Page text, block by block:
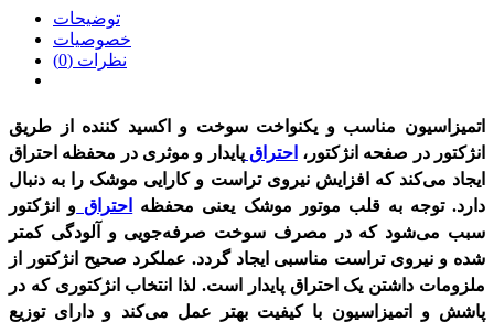
توضیحات
خصوصیات
نظرات (0)
اتمیزاسیون مناسب و یکنواخت سوخت و اکسید کننده از طریق
انژکتور در صفحه انژکتور، احتراقپایدار و موثری در محفظه احتراق
ایجاد می‌کند که افزایش نیروی تراست و کارایی موشک را به دنبال
دارد. توجه به قلب موتور موشک یعنی محفظه
احتراق و انژکتور
سبب می‌شود که در مصرف سوخت صرفه‌­جویی و آلودگی کمتر
شده و نیروی تراست مناسبی ایجاد گردد. عملکرد صحیح انژکتور از
ملزومات داشتن یک احتراق پایدار است. لذا انتخاب انژکتوری که در
پاشش و اتمیزاسیون با کیفیت‌ بهتر عمل می‌کند و دارای توزیع